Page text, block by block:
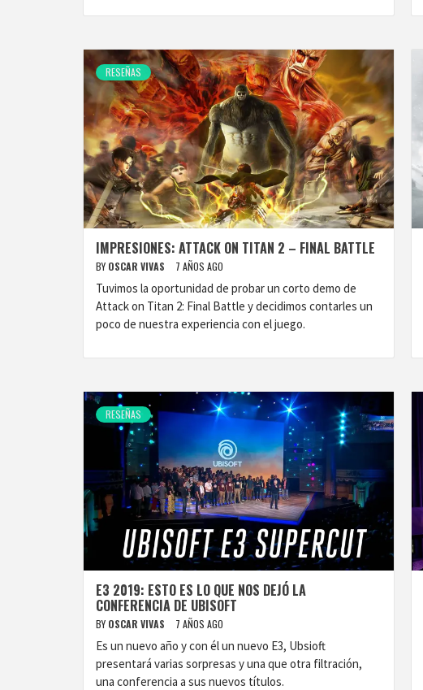
RESEÑAS
IMPRESIONES: ATTACK ON TITAN 2 – FINAL BATTLE
BY OSCAR VIVAS 7 AÑOS AGO
Tuvimos la oportunidad de probar un corto demo de
Attack on Titan 2: Final Battle y decidimos contarles un
poco de nuestra experiencia con el juego.
RESEÑAS
E3 2019: ESTO ES LO QUE NOS DEJÓ LA
CONFERENCIA DE UBISOFT
BY OSCAR VIVAS 7 AÑOS AGO
Es un nuevo año y con él un nuevo E3, Ubsioft
presentará varias sorpresas y una que otra filtración,
una conferencia a sus nuevos títulos.